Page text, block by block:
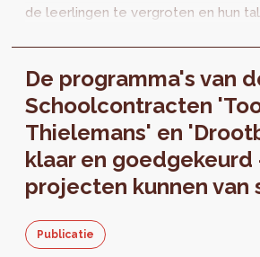
de leerlingen te vergroten en hun
De programma's van
Schoolcontracten
Thielemans' en
klaar en goedgekeurd
projecten kunnen van
Publicatie